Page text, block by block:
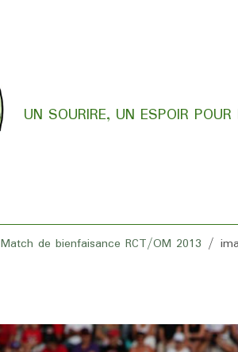
UN SOURIRE, UN ESPOIR
Match de bienfaisance RCT/OM 2013